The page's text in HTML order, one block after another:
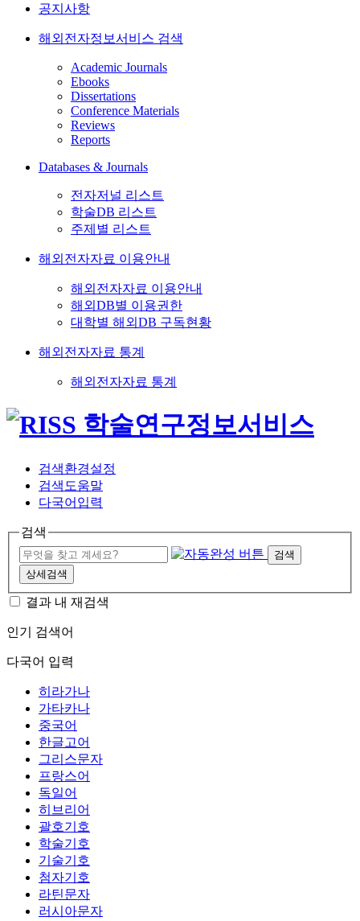
공지사항
해외전자정보서비스 검색
Academic Journals
Ebooks
Dissertations
Conference Materials
Reviews
Reports
Databases & Journals
전자저널 리스트
학술DB 리스트
주제별 리스트
해외전자자료 이용안내
해외전자자료 이용안내
해외DB별 이용권한
대학별 해외DB 구독현황
해외전자자료 통계
해외전자자료 통계
검색환경설정
검색도움말
다국어입력
검색
검색
상세검색
결과 내 재검색
인기 검색어
다국어 입력
히라가나
가타카나
중국어
한글고어
그리스문자
프랑스어
독일어
히브리어
괄호기호
학술기호
기술기호
첨자기호
라틴문자
러시아문자